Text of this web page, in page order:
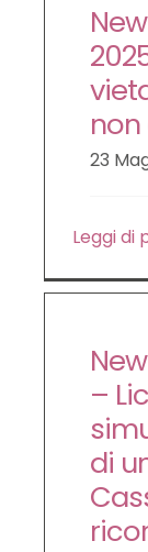
23
Leggi di
–
di